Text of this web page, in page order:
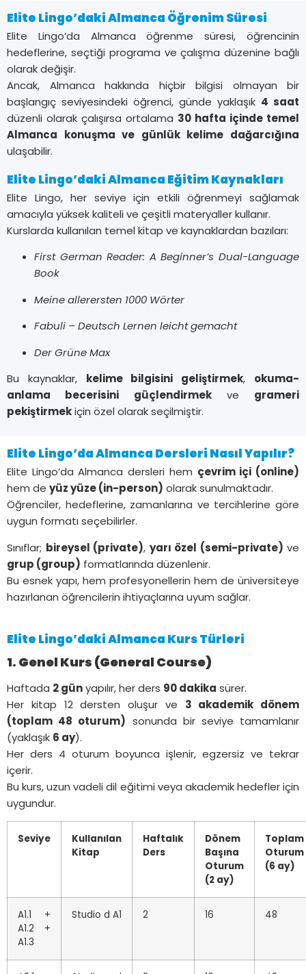
Elite Lingo’daki Almanca Öğrenim Süresi
Elite Lingo’da Almanca öğrenme süresi, öğrencinin
hedeflerine, seçtiği programa ve çalışma düzenine bağlı
olarak değişir.
Ancak, Almanca hakkında hiçbir bilgisi olmayan bir
başlangıç seviyesindeki öğrenci, günde yaklaşık 4 saat
düzenli olarak çalışırsa ortalama 30 hafta içinde temel
Almanca konuşma ve günlük kelime dağarcığına
ulaşabilir.
Elite Lingo’daki Almanca Eğitim Kaynakları
Elite Lingo, her seviye için etkili öğrenmeyi sağlamak
amacıyla yüksek kaliteli ve çeşitli materyaller kullanır.
Kurslarda kullanılan temel kitap ve kaynaklardan bazıları:
First German Reader: A Beginner’s Dual-Language
Book
Meine allerersten 1000 Wörter
Fabuli – Deutsch Lernen leicht gemacht
Der Grüne Max
Bu kaynaklar, kelime bilgisini geliştirmek, okuma-
anlama becerisini güçlendirmekve grameri
pekiştirmekiçin özel olarak seçilmiştir.
Elite Lingo’da Almanca Dersleri Nasıl Yapılır?
Elite Lingo’da Almanca dersleri hem çevrim içi (online)
hem de yüz yüze (in-person) olarak sunulmaktadır.
Öğrenciler, hedeflerine, zamanlarına ve tercihlerine göre
uygun formatı seçebilirler.
Sınıflar; bireysel (private), yarı özel (semi-private) ve
grup (group) formatlarında düzenlenir.
Bu esnek yapı, hem profesyonellerin hem de üniversiteye
hazırlanan öğrencilerin ihtiyaçlarına uyum sağlar.
Elite Lingo’daki Almanca Kurs Türleri
1. Genel Kurs (General Course)
Haftada 2 günyapılır, her ders 90 dakika sürer.
Her kitap 12 dersten oluşur ve 3 akademik dönem
(toplam 48 oturum) sonunda bir seviye tamamlanır
(yaklaşık 6 ay).
Her ders 4 oturum boyunca işlenir, egzersiz ve tekrar
içerir.
Bu kurs, uzun vadeli dil eğitimi veya akademik hedefler için
uygundur.
Seviye
Kullanılan
Kitap
Haftalık
Ders
Dönem
Başına
Oturum
(2 ay)
Toplam
Oturum
(6 ay)
A1.1 +
A1.2 +
A1.3
Studio d A1 2 16 48